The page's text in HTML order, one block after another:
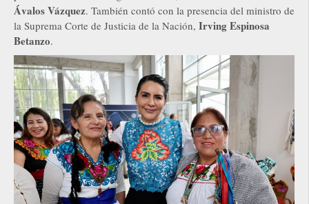
Ávalos Vázquez. También contó con la presencia del ministro de
la Suprema Corte de Justicia de la Nación, Irving Espinosa
Betanzo.